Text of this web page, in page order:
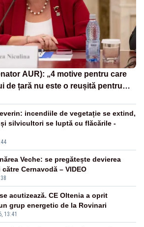
AUR): „4 motive pentru care
de țară nu este o reușită pentru
incendiile de vegetație se extind,
silvicultori se luptă cu flăcările -
Veche: se pregătește devierea
Cernavodă – VIDEO
13:41
acutizează. CE Oltenia a oprit
grup energetic de la Rovinari